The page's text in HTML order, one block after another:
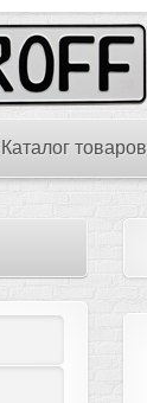
Каталог товаров